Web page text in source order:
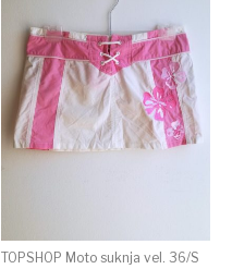
TOPSHOP Moto suknja vel. 36/S